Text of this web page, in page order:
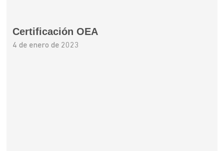
Certificación OEA
4 de enero de 2023